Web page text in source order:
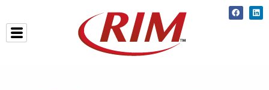
to
content